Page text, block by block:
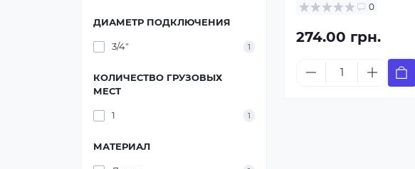
ДИАМЕТР ПОДКЛЮЧЕНИЯ
3/4" 1
КОЛИЧЕСТВО ГРУЗОВЫХ
МЕСТ
1 1
МАТЕРИАЛ
0
274.00 грн.